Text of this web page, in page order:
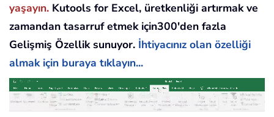
yaşayın. Kutools for Excel, üretkenliği artırmak ve
zamandan tasarruf etmek için300'den fazla
Gelişmiş Özellik sunuyor. İhtiyacınız olan özelliği
almak için buraya tıklayın...